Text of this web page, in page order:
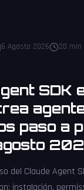
6 Agosto 2026
20 min
SDK
paso a
del Claude Agent
instalación,